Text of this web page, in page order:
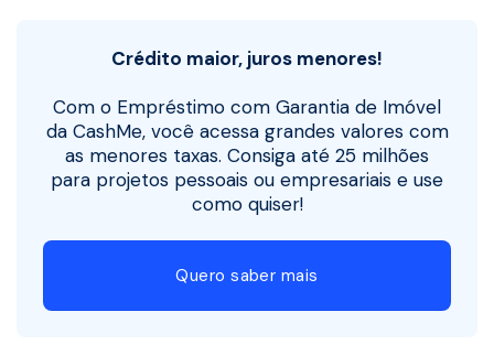
Crédito maior, juros menores!
Com o Empréstimo com Garantia de Imóvel
da CashMe, você acessa grandes valores com
as menores taxas. Consiga até 25 milhões
para projetos pessoais ou empresariais e use
como quiser!
Quero saber mais